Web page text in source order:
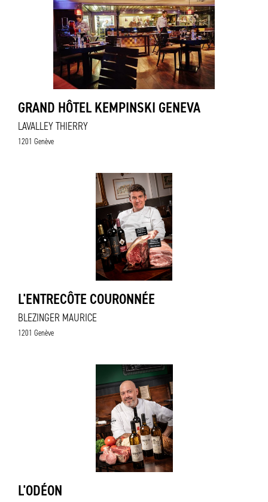
GRAND HÔTEL KEMPINSKI GENEVA
LAVALLEY THIERRY
1201 Genève
L'ENTRECÔTE COURONNÉE
BLEZINGER MAURICE
1201 Genève
L'ODÉON